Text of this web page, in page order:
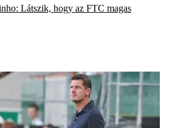
Látszik, hogy az FTC magas